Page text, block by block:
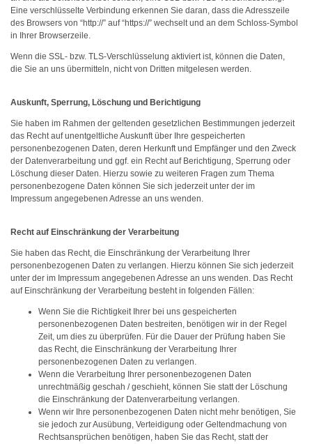
Eine verschlüsselte Verbindung erkennen Sie daran, dass die Adresszeile
des Browsers von “http://” auf “https://” wechselt und an dem Schloss-Symbol
in Ihrer Browserzeile.
Wenn die SSL- bzw. TLS-Verschlüsselung aktiviert ist, können die Daten,
die Sie an uns übermitteln, nicht von Dritten mitgelesen werden.
Auskunft, Sperrung, Löschung und Berichtigung
Sie haben im Rahmen der geltenden gesetzlichen Bestimmungen jederzeit
das Recht auf unentgeltliche Auskunft über Ihre gespeicherten
personenbezogenen Daten, deren Herkunft und Empfänger und den Zweck
der Datenverarbeitung und ggf. ein Recht auf Berichtigung, Sperrung oder
Löschung dieser Daten. Hierzu sowie zu weiteren Fragen zum Thema
personenbezogene Daten können Sie sich jederzeit unter der im
Impressum angegebenen Adresse an uns wenden.
Recht auf Einschränkung der Verarbeitung
Sie haben das Recht, die Einschränkung der Verarbeitung Ihrer
personenbezogenen Daten zu verlangen. Hierzu können Sie sich jederzeit
unter der im Impressum angegebenen Adresse an uns wenden. Das Recht
auf Einschränkung der Verarbeitung besteht in folgenden Fällen:
Wenn Sie die Richtigkeit Ihrer bei uns gespeicherten
personenbezogenen Daten bestreiten, benötigen wir in der Regel
Zeit, um dies zu überprüfen. Für die Dauer der Prüfung haben Sie
das Recht, die Einschränkung der Verarbeitung Ihrer
personenbezogenen Daten zu verlangen.
Wenn die Verarbeitung Ihrer personenbezogenen Daten
unrechtmäßig geschah / geschieht, können Sie statt der Löschung
die Einschränkung der Datenverarbeitung verlangen.
Wenn wir Ihre personenbezogenen Daten nicht mehr benötigen, Sie
sie jedoch zur Ausübung, Verteidigung oder Geltendmachung von
Rechtsansprüchen benötigen, haben Sie das Recht, statt der